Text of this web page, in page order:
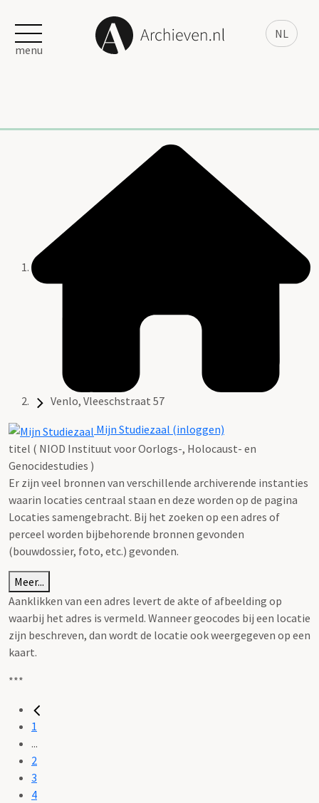
NL
menu
Venlo, Vleeschstraat 57
Mijn Studiezaal (inloggen)
titel ( NIOD Instituut voor Oorlogs-, Holocaust- en
Genocidestudies )
Er zijn veel bronnen van verschillende archiverende instanties
waarin locaties centraal staan en deze worden op de pagina
Locaties samengebracht. Bij het zoeken op een adres of
perceel worden bijbehorende bronnen gevonden
(bouwdossier, foto, etc.) gevonden.
Meer...
Aanklikken van een adres levert de akte of afbeelding op
waarbij het adres is vermeld. Wanneer geocodes bij een locatie
zijn beschreven, dan wordt de locatie ook weergegeven op een
kaart.
***
1
...
2
3
4